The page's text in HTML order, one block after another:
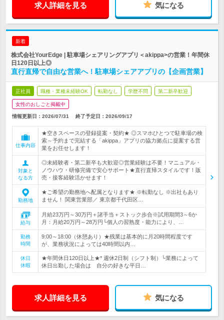
求人詳細を見る 気になる
新着
株式会社YourEdge | 駐車場シェアリングアプリ＜akippa>の営業！年間休
日120日以上◎
直行直帰で自由な営業へ！駐車場シェアアプリの【企画営業】
正社員 職種・業種未経験OK 転勤なし 学歴不問 第二新卒歓迎
女性のおしごと掲載中
情報更新日：2026/07/31 終了予定日： 2026/09/17
仕事内容
★空きスペースの登録提案・契約★ ◎スマホひとつで駐車場の検
索～予約まで完結する「akippa」アプリの協力拠点に提案する営
業をお任せします！
対象と
なる方
◎未経験者・第二新卒も大歓迎◎営業経験は不要！マニュアル・
ノウハウ・研修完備で安心サポート★直行直帰スタイルです！販
売・接客経験活かせます！
勤務地
★ご希望の勤務地へ配属となります★ ※転勤なし ※出社もあり
ません！ 関東営業部／ 東京都千代田区…
給与
月給23万円～30万円＋諸手当＋ストック歩合※試用期間3～6か
月：月給20万円～28万円└個人の習熟度・能力により、…
勤務
時間
9:00～18:00（休憩あり）★残業は基本的に月20時間程度です
が、業務状況によっては40時間以内…
休日
休暇
★年間休日120日以上★* 週休2日制（シフト制）└業務によって
休日出勤した場合は 自分の好きな平日…
求人詳細を見る 気になる